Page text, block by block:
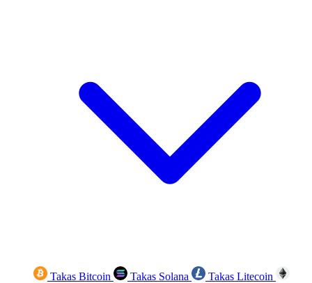
Takas Bitcoin Takas Solana
Takas Litecoin